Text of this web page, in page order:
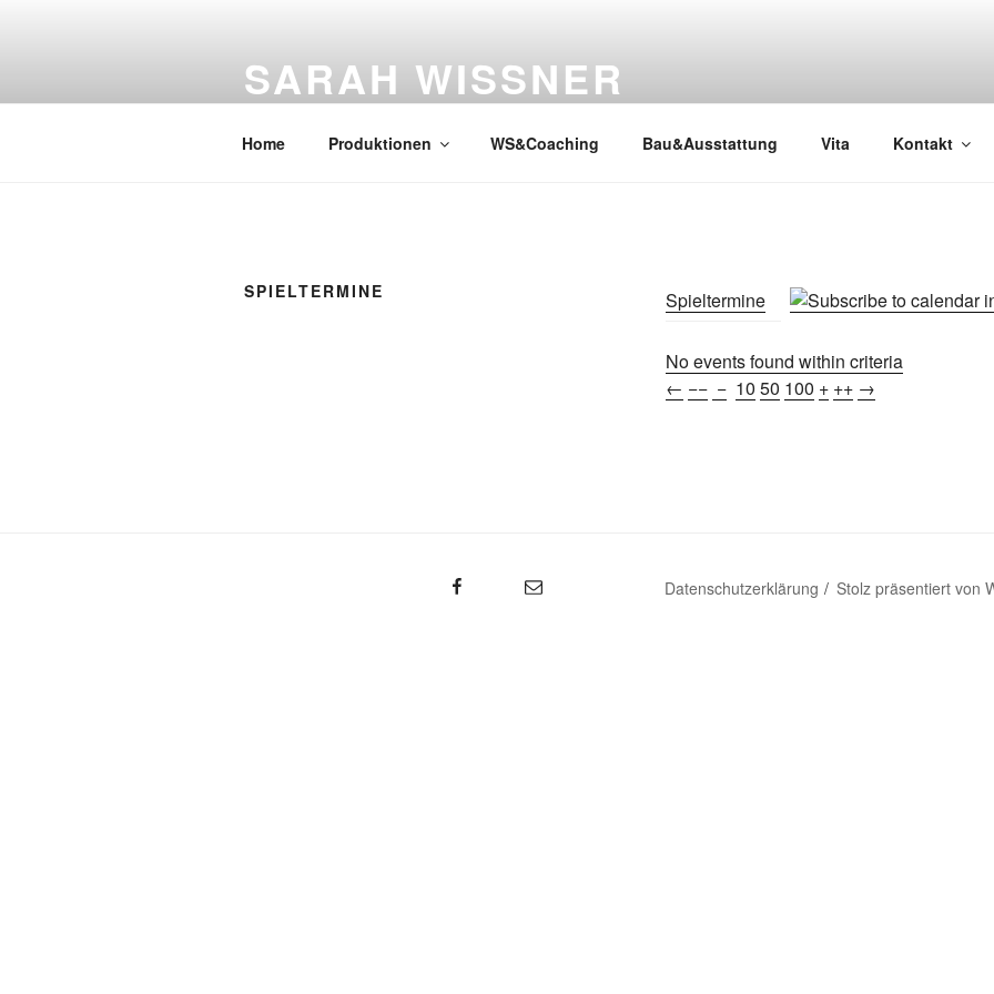
SARAH WISSNER
Home Produktionen WS&Coaching Bau&Ausstattung Vita Kontakt
SPIELTERMINE Spieltermine
No events found within criteria
← −− − 10 50 100 + ++ →
emal Datenschutzerklärung Stolz präsentiert von